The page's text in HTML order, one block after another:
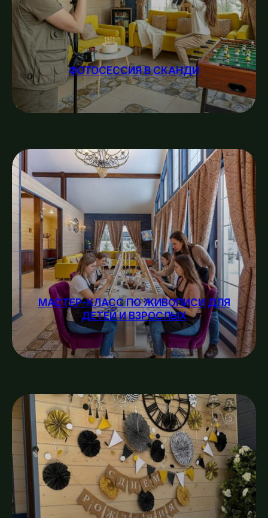
ФОТОСЕССИЯ В СКАНДИ
МАСТЕР-КЛАСС ПО ЖИВОПИСИ ДЛЯ
ДЕТЕЙ И ВЗРОСЛЫХ